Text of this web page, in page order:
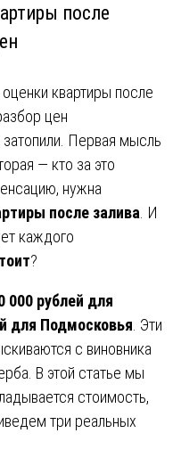
после
Первая мысль
— кто за это
нужна
после залива . И
каждого
?
000 рублей для
для Подмосковья . Эти
с виновника
В этой статье мы
стоимость,
три реальных